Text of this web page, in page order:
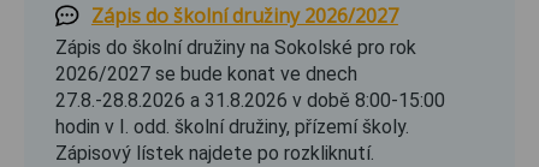
Zápis do školní družiny 2026/2027
Zápis do školní družiny na Sokolské pro rok
2026/2027 se bude konat ve dnech
27.8.-28.8.2026 a 31.8.2026 v době 8:00-15:00
hodin v I. odd. školní družiny, přízemí školy.
Zápisový lístek najdete po rozkliknutí.